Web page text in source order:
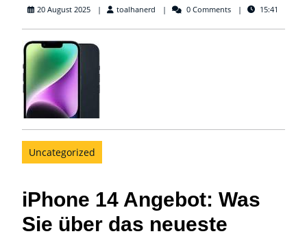
20 August 2025 toalhanerd toalhanerd0 Comments 15:41
Uncategorized
iPhone 14 Angebot: Was
Sie über das neueste